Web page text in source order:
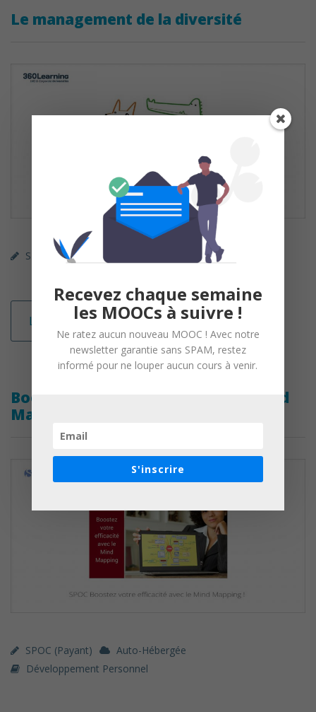
Le management de la diversité
SPOC (payant) Management / RH
Lire la suite
Boostez votre efficacité ​avec le Mind
Mapping
SPOC (payant)
Auto-Hébergée
Développement Personnel
Recevez chaque semaine
les MOOCs à suivre !
Ne ratez aucun nouveau MOOC ! Avec notre
newsletter garantie sans SPAM, restez
informé pour ne louper aucun cours à venir.
S'inscrire